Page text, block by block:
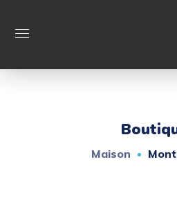
Maison